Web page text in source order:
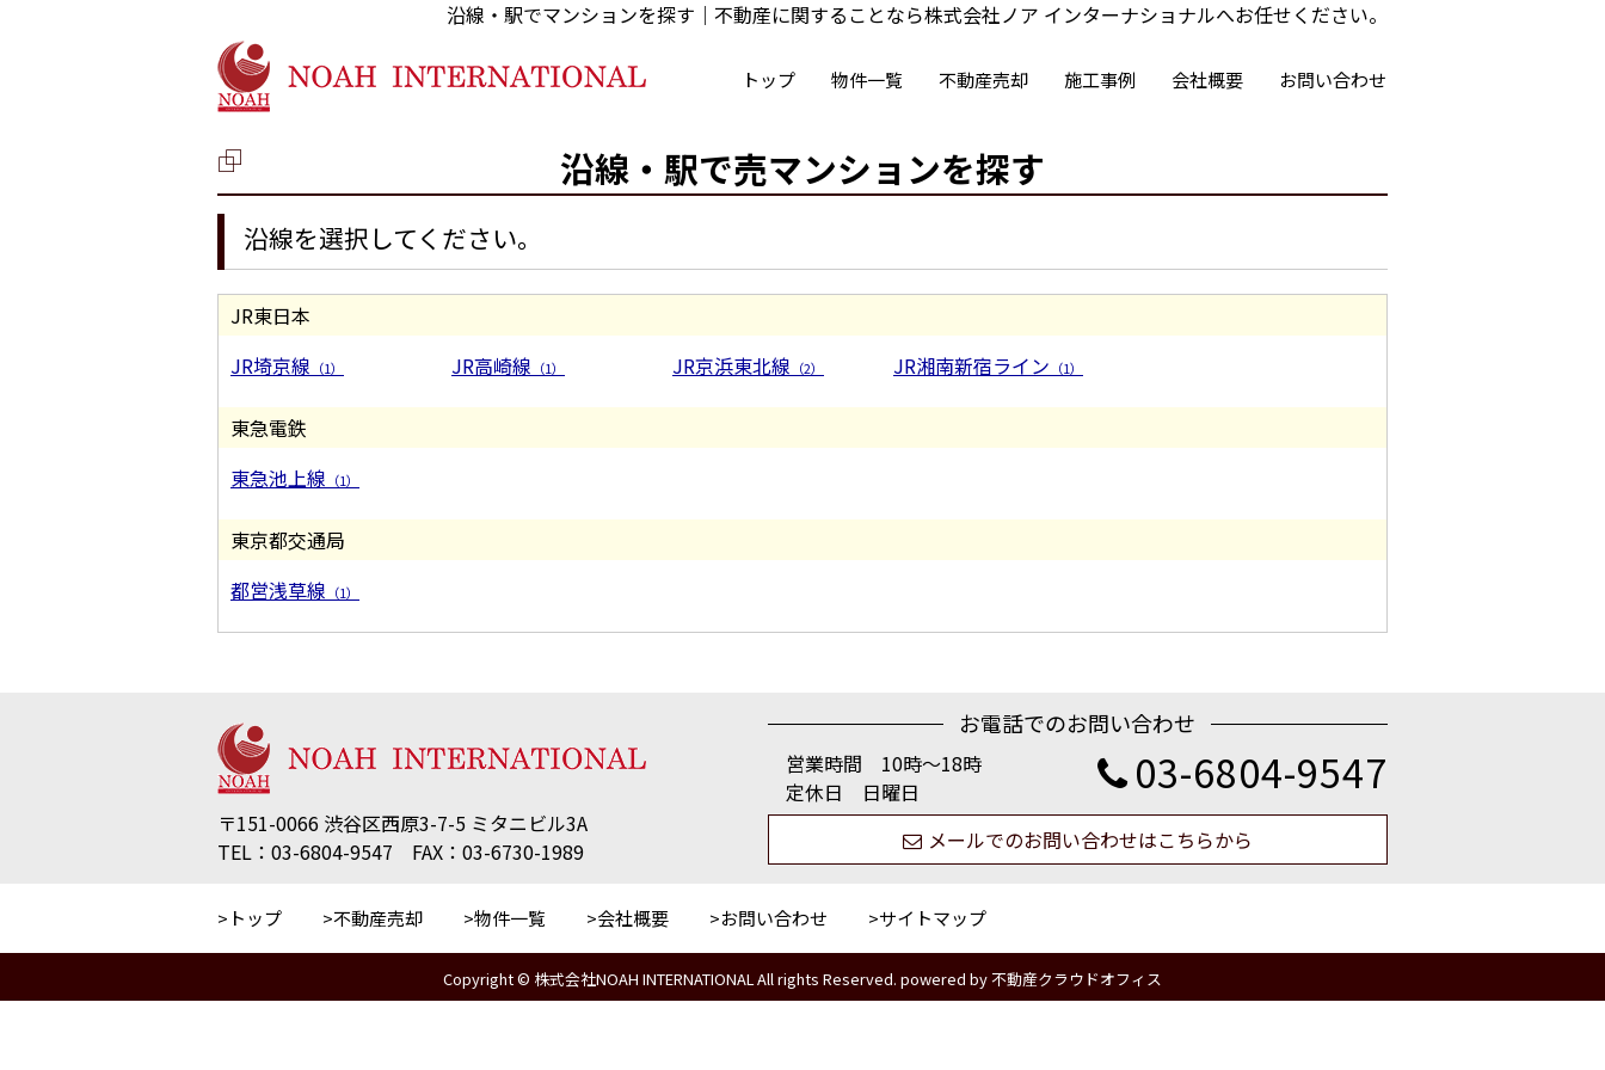
沿線・駅でマンションを探す｜不動産に関することなら株式会社ノア インターナショナルへお任せください。
トップ 物件一覧 不動産売却 施工事例 会社概要 お問い合わせ
沿線・駅で売マンションを探す
沿線を選択してください。
JR東日本
JR埼京線 （1） JR高崎線 （1） JR京浜東北線 （2） JR湘南新宿ライン （1）
東急電鉄
東急池上線 （1）
東京都交通局
都営浅草線 （1）
〒151-0066 渋谷区西原3-7-5 ミタニビル3A
TEL：03-6804-9547 FAX：03-6730-1989
お電話でのお問い合わせ
営業時間 10時〜18時
定休日 日曜日
03-6804-9547
メールでのお問い合わせはこちらから
トップ 不動産売却 物件一覧 会社概要 お問い合わせ サイトマップ
Copyright © 株式会社NOAH INTERNATIONAL All rights Reserved. powered by 不動産クラウドオフィス